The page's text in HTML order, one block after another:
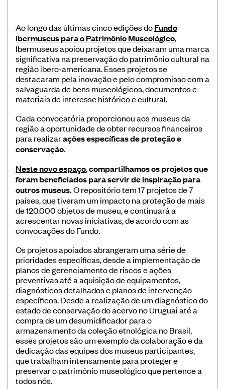
Patrimônio
Formação e Capacitação
Sustentabilidade
Registro/Registo de Museus Ibero-
Americanos
Sistema de coleta de dados de
público de museus
Panorama dos museus na Ibero-
América
Banco de Boas Práticas
Convocatórias
Publicações Ibermuseus
Centro de Documentação
Notícias
Plataforma de Diagnósticos
Entre em contato
Ao longo das últimas cinco edições doFundo
Ibermuseus para o Patrimônio Museológico,
Ibermuseus apoiou projetos que deixaram uma marca
significativa na preservação do patrimônio cultural na
região ibero-americana. Esses projetos se
destacaram pela inovação e pelo compromisso com a
salvaguarda de bens museológicos, documentos e
materiais de interesse histórico e cultural.
Cada convocatória proporcionou aos museus da
região a oportunidade de obter recursos financeiros
para realizarações específicas de proteção e
conservação.
Neste novo espaço,compartilhamos os projetos que
foram beneficiados para servir de inspiração para
outros museus.O repositório tem 17 projetos de 7
países, que tiveram um impacto na proteção de mais
de 120.000 objetos de museu, e continuará a
acrescentar novas iniciativas, de acordo com as
convocações do Fundo.
Os projetos apoiados abrangeram uma série de
prioridades específicas, desde a implementação de
planos de gerenciamento de riscos e ações
preventivas até a aquisição de equipamentos,
diagnósticos detalhados e planos de intervenção
específicos. Desde a realização de um diagnóstico do
estado de conservação do acervo no Uruguai até a
compra de um desumidificador para o
armazenamento da coleção etnológica no Brasil,
esses projetos são um exemplo da colaboração e da
dedicação das equipes dos museus participantes,
que trabalham intensamente para proteger e
preservar o patrimônio museológico que pertence a
todos nós.